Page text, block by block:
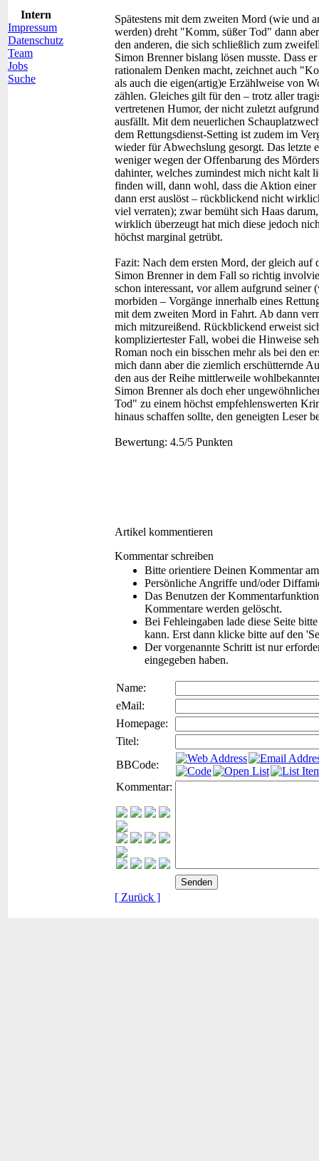
Intern
Impressum
Datenschutz
Team
Jobs
Suche
Spätestens mit dem zweiten Mord (wie und
werden) dreht "Komm, süßer Tod" dann
den anderen, die sich schließlich zum
Simon Brenner bislang lösen musste. Dass
rationalem Denken macht, zeichnet auch
als auch die eigen(artig)e Erzählweise von
zählen. Gleiches gilt für den – trotz aller
vertretenen Humor, der nicht zuletzt
ausfällt. Mit dem neuerlichen
dem Rettungsdienst-Setting ist zudem im
wieder für Abwechslung gesorgt. Das letzte
weniger wegen der Offenbarung des
dahinter, welches zumindest mich nicht kalt
finden will, dann wohl, dass die Aktion
dann erst auslöst – rückblickend nicht
viel verraten); zwar bemüht sich Haas
wirklich überzeugt hat mich diese jedoch
höchst marginal getrübt.
Fazit: Nach dem ersten Mord, der gleich auf
Simon Brenner in dem Fall so richtig
schon interessant, vor allem aufgrund
morbiden – Vorgänge innerhalb eines
mit dem zweiten Mord in Fahrt. Ab dann
mich mitzureißend. Rückblickend erweist
kompliziertester Fall, wobei die Hinweise
Roman noch ein bisschen mehr als bei den
mich dann aber die ziemlich erschütternde
den aus der Reihe mittlerweile
Simon Brenner als doch eher
Tod" zu einem höchst empfehlenswerten
hinaus schaffen sollte, den geneigten Leser
Bewertung: 4.5/5 Punkten
Artikel kommentieren
Kommentar schreiben
Bitte orientiere Deinen Kommentar
Persönliche Angriffe und/oder
Das Benutzen der
Kommentare werden gelöscht.
Bei Fehleingaben lade diese Seite
kann. Erst dann klicke bitte auf den
Der vorgenannte Schritt ist nur
eingegeben haben.
Name:
eMail:
Homepage:
Titel:
BBCode:
Kommentar:
[ Zurück ]